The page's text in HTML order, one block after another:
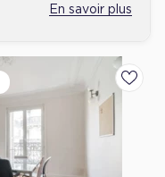
En savoir plus